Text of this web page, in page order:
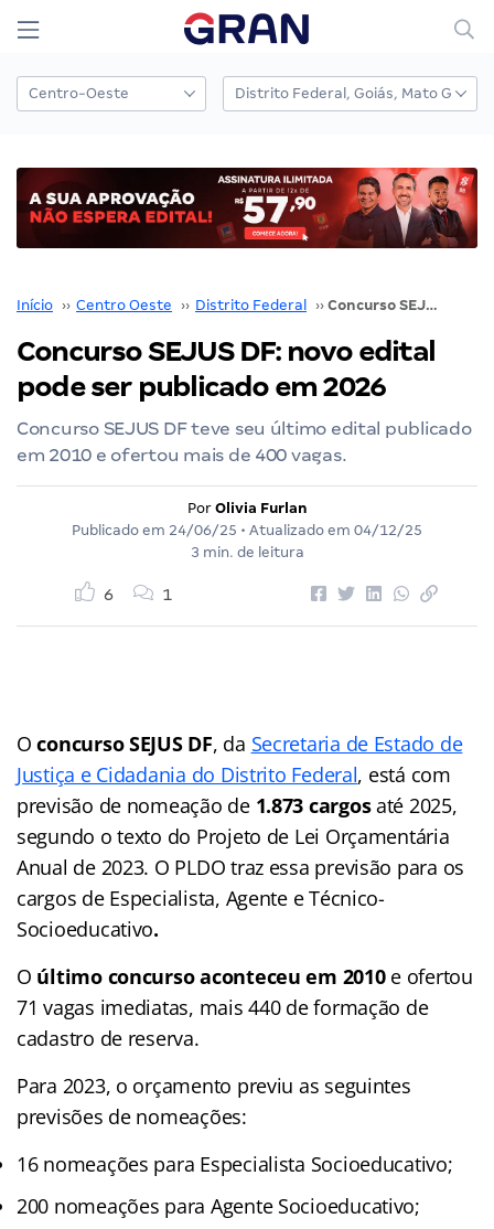
Início ›› Centro Oeste ›› Distrito Federal ›› Concurso SEJUS DF: novo edital pode ser publicado em 2026
Concurso SEJUS DF: novo edital
pode ser publicado em 2026
Concurso SEJUS DF teve seu último edital publicado
em 2010 e ofertou mais de 400 vagas.
Por Olivia Furlan
Publicado em 24/06/25 • Atualizado em 04/12/25
3 min. de leitura
6 1
Oconcurso SEJUS DF, da Secretaria de Estado de
Justiça e Cidadania do Distrito Federal, está com
previsão de nomeação de1.873 cargosaté 2025,
segundo o texto do Projeto de Lei Orçamentária
Anual de 2023. O PLDO traz essa previsão para os
cargos de Especialista, Agente e Técnico-
Socioeducativo.
O último concurso aconteceu em 2010e ofertou
71 vagas imediatas, mais 440 de formação de
cadastro de reserva.
Para 2023, o orçamento previu as seguintes
previsões de nomeações:
16 nomeações para Especialista Socioeducativo;
200 nomeações para Agente Socioeducativo;